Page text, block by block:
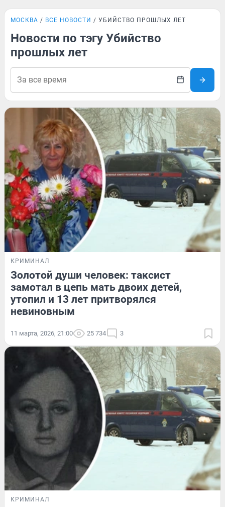
МОСКВА ВСЕ НОВОСТИ УБИЙСТВО ПРОШЛЫХ ЛЕТ
Новости по тэгу Убийство
прошлых лет
КРИМИНАЛ
Золотой души человек: таксист
замотал в цепь мать двоих детей,
утопил и 13 лет притворялся
невиновным
11 марта, 2026, 21:00 25 734 3
КРИМИНАЛ